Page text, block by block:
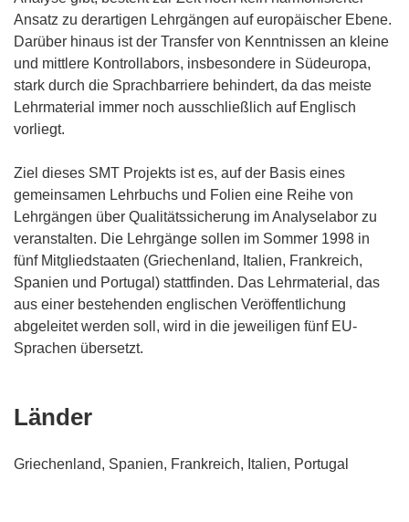
Ansatz zu derartigen Lehrgängen auf europäischer Ebene.
Darüber hinaus ist der Transfer von Kenntnissen an kleine
und mittlere Kontrollabors, insbesondere in Südeuropa,
stark durch die Sprachbarriere behindert, da das meiste
Lehrmaterial immer noch ausschließlich auf Englisch
vorliegt.
Ziel dieses SMT Projekts ist es, auf der Basis eines
gemeinsamen Lehrbuchs und Folien eine Reihe von
Lehrgängen über Qualitätssicherung im Analyselabor zu
veranstalten. Die Lehrgänge sollen im Sommer 1998 in
fünf Mitgliedstaaten (Griechenland, Italien, Frankreich,
Spanien und Portugal) stattfinden. Das Lehrmaterial, das
aus einer bestehenden englischen Veröffentlichung
abgeleitet werden soll, wird in die jeweiligen fünf EU-
Sprachen übersetzt.
Länder
Griechenland, Spanien, Frankreich, Italien, Portugal